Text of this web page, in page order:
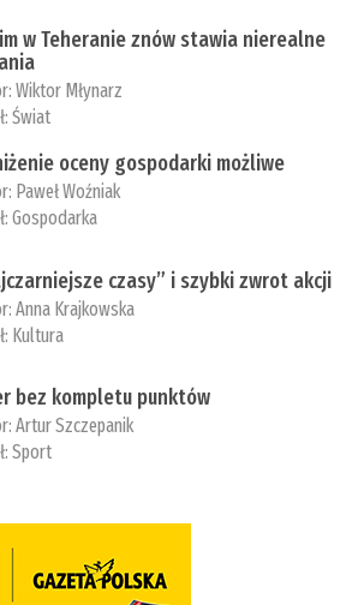
w Teheranie znów stawia nierealne
Wiktor Młynarz
Świat
oceny gospodarki możliwe
Paweł Woźniak
Gospodarka
czasy” i szybki zwrot akcji
Anna Krajkowska
Kultura
bez kompletu punktów
Artur Szczepanik
Sport